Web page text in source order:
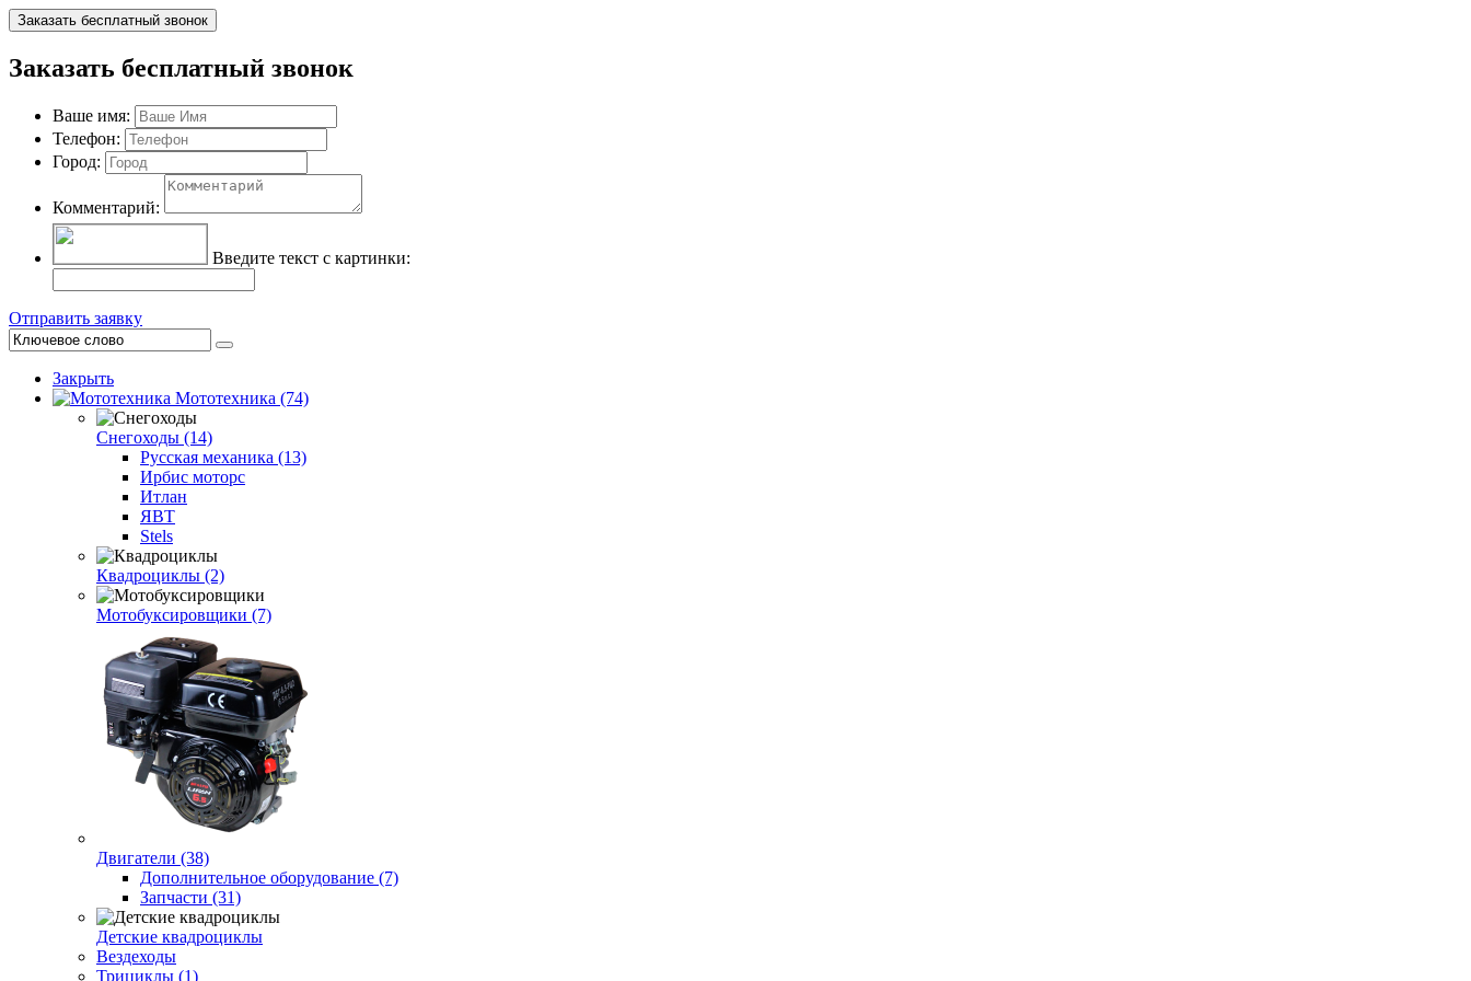
Заказать бесплатный звонок
Заказать бесплатный звонок
Ваше имя:
Телефон:
Город:
Комментарий:
Введите текст с картинки:
Отправить заявку
Закрыть
Мототехника (74)
Снегоходы (14)
Русская механика (13)
Ирбис моторс
Итлан
ЯВТ
Stels
Квадроциклы (2)
Мотобуксировщики (7)
Двигатели (38)
Дополнительное оборудование (7)
Запчасти (31)
Детские квадроциклы
Вездеходы
Трициклы (1)